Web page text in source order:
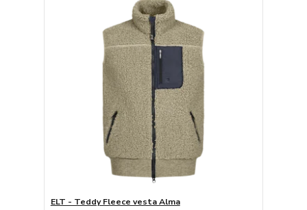
ELT - Teddy Fleece vesta Alma